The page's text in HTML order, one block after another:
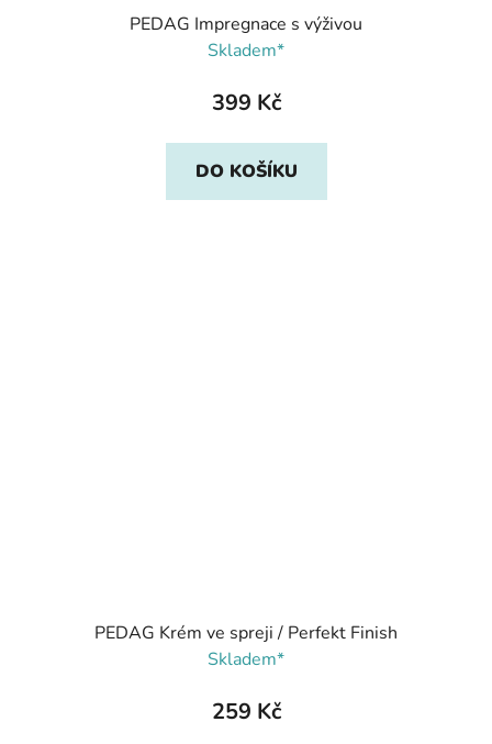
PEDAG Impregnace s výživou
Skladem*
399 Kč
DO KOŠÍKU
PEDAG Krém ve spreji / Perfekt Finish
Skladem*
259 Kč